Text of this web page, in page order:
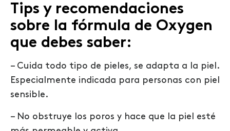
Tips y recomendaciones
sobre la fórmula de Oxygen
que debes saber:
– Cuida todo tipo de pieles, se adapta a la piel.
Especialmente indicada para personas con piel
sensible.
– No obstruye los poros y hace que la piel esté